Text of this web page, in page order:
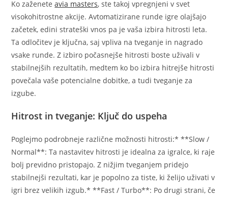
Ko zaženeteavia masters, ste takoj vpregnjeni v svet
visokohitrostne akcije. Avtomatizirane runde igre olajšajo
začetek, edini strateški vnos pa je vaša izbira hitrosti leta.
Ta odločitev je ključna, saj vpliva na tveganje in nagrado
vsake runde. Z izbiro počasnejše hitrosti boste uživali v
stabilnejših rezultatih, medtem ko bo izbira hitrejše hitrosti
povečala vaše potencialne dobitke, a tudi tveganje za
izgube.
Hitrost in tveganje: Ključ do uspeha
Poglejmo podrobneje različne možnosti hitrosti:* **Slow /
Normal**: Ta nastavitev hitrosti je idealna za igralce, ki raje
bolj previdno pristopajo. Z nižjim tveganjem pridejo
stabilnejši rezultati, kar je popolno za tiste, ki želijo uživati v
igri brez velikih izgub.* **Fast / Turbo**: Po drugi strani, če